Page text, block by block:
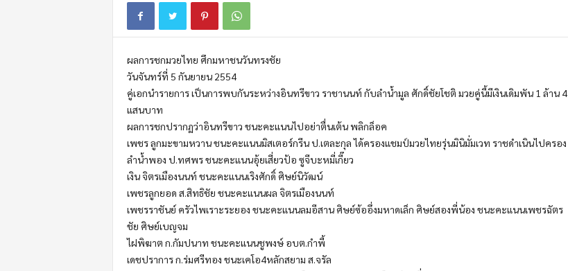
ผลการชกมวยไทย ศึกมหาชนวันทรงชัย
วันจันทร์ที่ 5 กันยายน 2554
คู่เอกนำรายการ เป็นการพบกันระหว่างอินทรีขาว ราชานนท์ กับลำน้ำมูล ศักดิ์ชัยโชติ มวยคู่นี้มีเงินเดิมพัน 1 ล้าน 4
แสนบาท
ผลการชกปรากฏว่าอินทรีขาว ชนะคะแนนไปอย่าตื่นเต้น พลิกล็อค
เพชร ลูกมะขามหวาน ชนะคะแนนมิสเตอร์กรีน ป.เตละกุล ได้ครองแชมป์มวยไทยรุ่นมินิมั่มเวท ราชดำเนินไปครอง
ลำน้ำพอง ป.ทศพร ชนะคะแนนอุ้ยเสี่ยวป้อ ซูจีบะหมี่เกี๊ยว
เงิน จิตรเมืองนนท์ ชนะคะแนนเริงศักดิ์ ศิษย์นิวัฒน์
เพชรลูกยอด ส.สิทธิชัย ชนะคะแนนผล จิตรเมืองนนท์
เพชรราชันย์ ครัวไพเราะระยอง ชนะคะแนนลมอีสาน ศิษย์ซ้ออึ่งมหาดเล็ก ศิษย์สองพี่น้อง ชนะคะแนนเพชรฉัตร
ชัย ศิษย์เบญจม
ไฝพิฆาต ก.กัมปนาท ชนะคะแนนชูพงษ์ อบต.กำพี้
เดชปราการ ก.ร่มศรีทอง ชนะเคโอ4หลักสยาม ส.จรัล